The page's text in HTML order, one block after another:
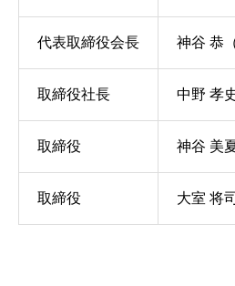
代表取締役会⾧ 神谷 恭
取締役社⾧ 中野 孝
取締役 神谷 美
取締役 大室 将